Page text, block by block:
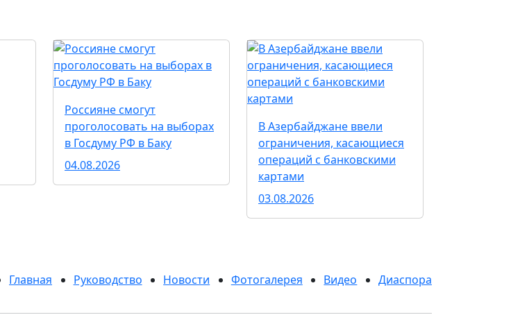
Россияне смогут
проголосовать на выборах
в Госдуму РФ в Баку
04.08.2026
В Азербайджане ввели
ограничения, касающиеся
операций с банковскими
картами
03.08.2026
Главная Руководство Новости Фотогалерея Видео Диаспора